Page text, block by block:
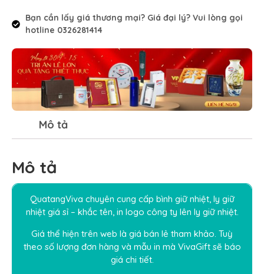
Bạn cần lấy giá thương mại? Giá đại lý? Vui lòng gọi
hotline 0326281414
Mô tả
Mô tả
QuatangViva chuyên cung cấp bình giữ nhiệt, ly giữ
nhiệt giá sỉ – khắc tên, in logo công ty lên ly giữ nhiệt.
Giá thể hiện trên web là giá bán lẻ tham khảo. Tuỳ
theo số lượng đơn hàng và mẫu in mà VivaGiftsẽ báo
giá chi tiết.